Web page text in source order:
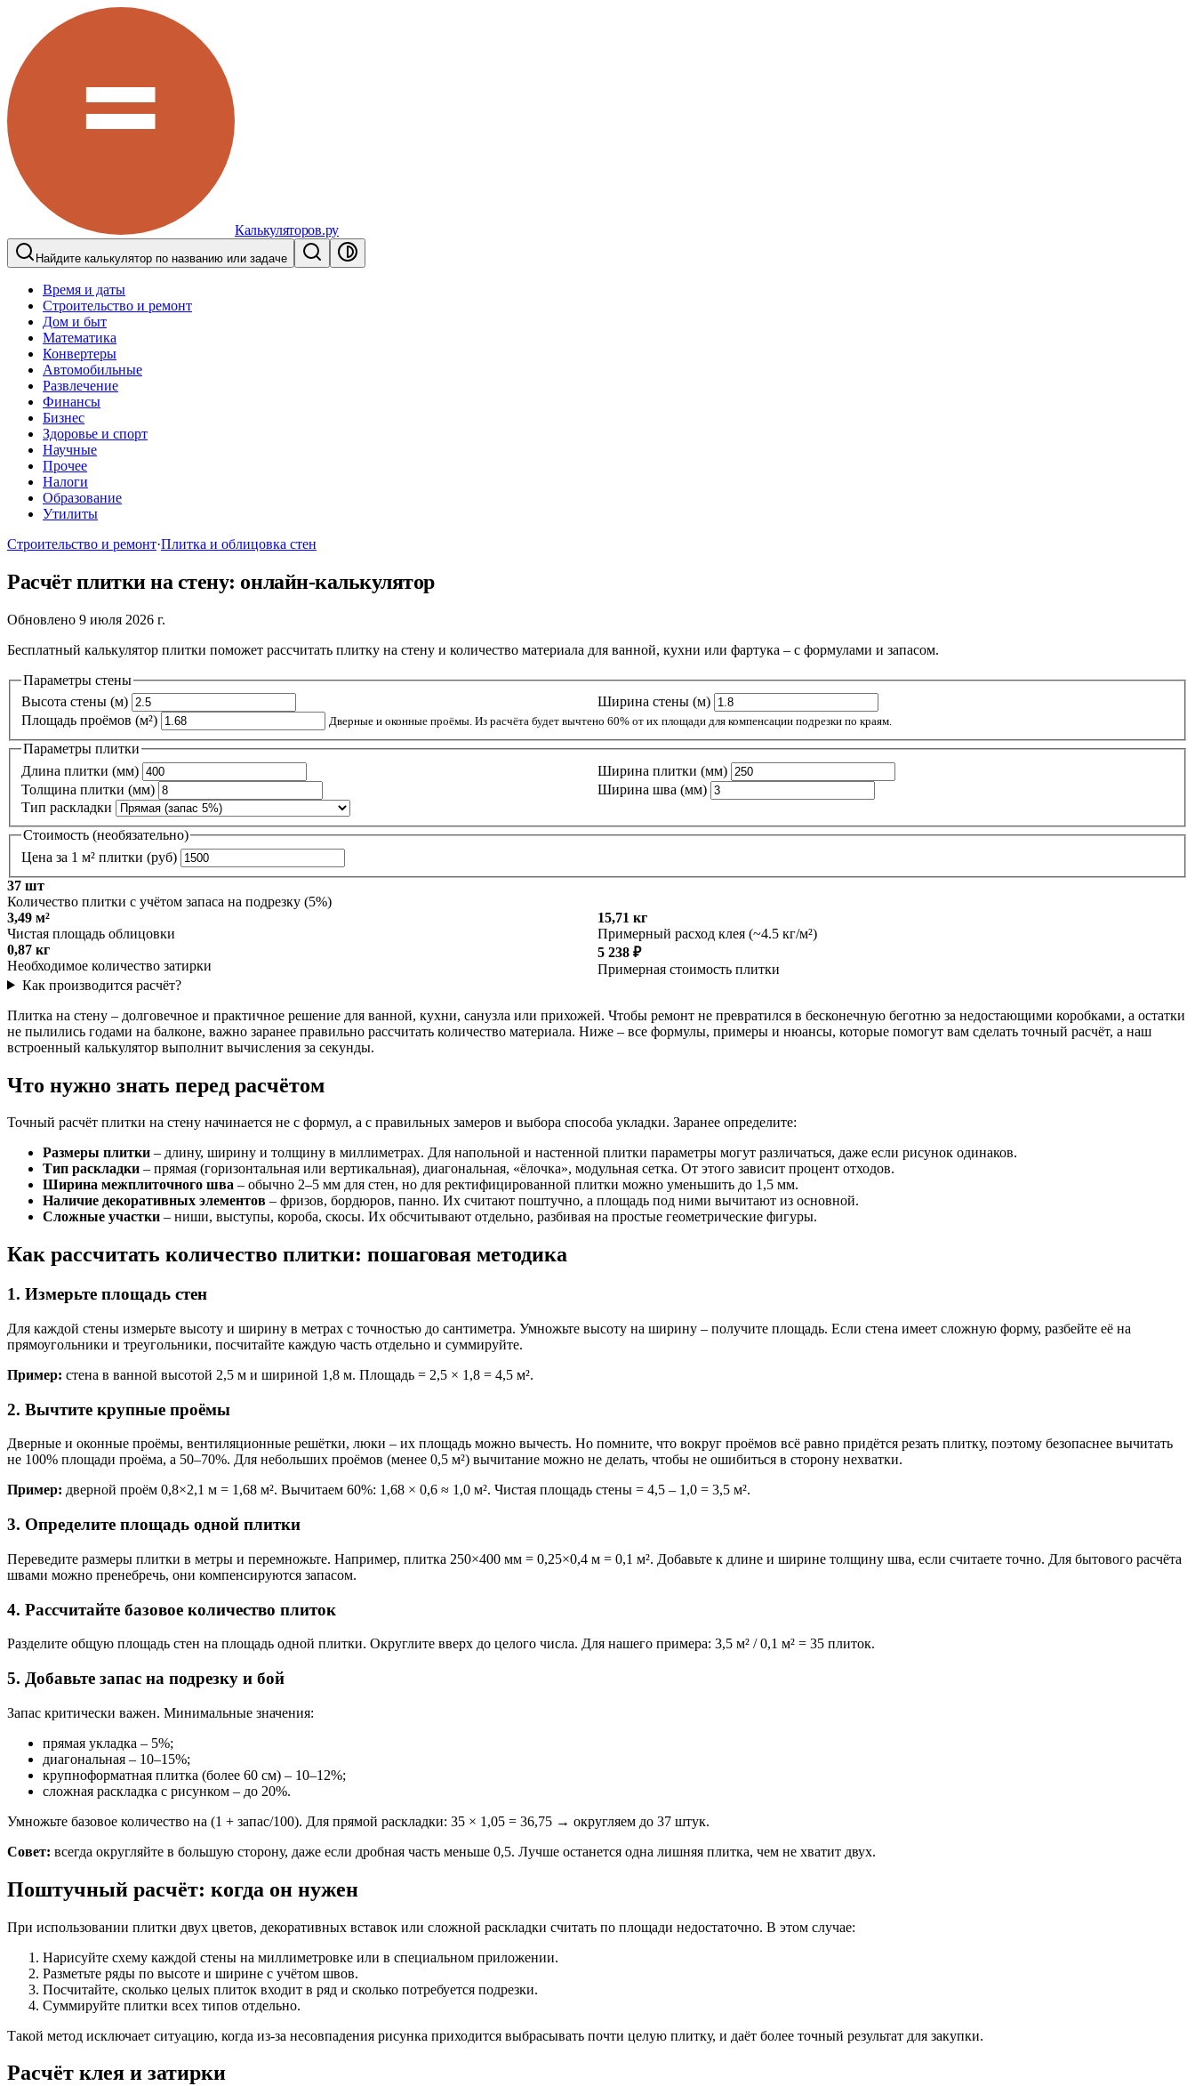
Калькуляторов.ру
Найдите калькулятор по названию или задаче
Время и даты
Строительство и ремонт
Дом и быт
Математика
Конвертеры
Автомобильные
Развлечение
Финансы
Бизнес
Здоровье и спорт
Научные
Прочее
Налоги
Образование
Утилиты
Строительство и ремонт·Плитка и облицовка стен
Расчёт плитки на стену: онлайн-калькулятор
Обновлено 9 июля 2026 г.
Бесплатный калькулятор плитки поможет рассчитать плитку на стену и количество материала для ванной, кухни или фартука – с формулами и запасом.
Параметры стены
Высота стены (м)
Ширина стены (м)
Площадь проёмов (м²)
Дверные и оконные проёмы. Из расчёта будет вычтено 60% от их площади для компенсации подрезки по краям.
Параметры плитки
Длина плитки (мм)
Ширина плитки (мм)
Толщина плитки (мм)
Ширина шва (мм)
Тип раскладки
Стоимость (необязательно)
Цена за 1 м² плитки (руб)
37 шт
Количество плитки с учётом запаса на подрезку (5%)
3,49 м²
Чистая площадь облицовки
15,71 кг
Примерный расход клея (~4.5 кг/м²)
0,87 кг
Необходимое количество затирки
5 238 ₽
Примерная стоимость плитки
Как производится расчёт?
Плитка на стену – долговечное и практичное решение для ванной, кухни, санузла или прихожей. Чтобы ремонт не превратился в бесконечную беготню за недостающими коробками, а остатки
не пылились годами на балконе, важно заранее правильно рассчитать количество материала. Ниже – все формулы, примеры и нюансы, которые помогут вам сделать точный расчёт, а наш
встроенный калькулятор выполнит вычисления за секунды.
Что нужно знать перед расчётом
Точный расчёт плитки на стену начинается не с формул, а с правильных замеров и выбора способа укладки. Заранее определите:
Размеры плитки – длину, ширину и толщину в миллиметрах. Для напольной и настенной плитки параметры могут различаться, даже если рисунок одинаков.
Тип раскладки – прямая (горизонтальная или вертикальная), диагональная, «ёлочка», модульная сетка. От этого зависит процент отходов.
Ширина межплиточного шва – обычно 2–5 мм для стен, но для ректифицированной плитки можно уменьшить до 1,5 мм.
Наличие декоративных элементов – фризов, бордюров, панно. Их считают поштучно, а площадь под ними вычитают из основной.
Сложные участки – ниши, выступы, короба, скосы. Их обсчитывают отдельно, разбивая на простые геометрические фигуры.
Как рассчитать количество плитки: пошаговая методика
1. Измерьте площадь стен
Для каждой стены измерьте высоту и ширину в метрах с точностью до сантиметра. Умножьте высоту на ширину – получите площадь. Если стена имеет сложную форму, разбейте её на
прямоугольники и треугольники, посчитайте каждую часть отдельно и суммируйте.
Пример: стена в ванной высотой 2,5 м и шириной 1,8 м. Площадь = 2,5 × 1,8 = 4,5 м².
2. Вычтите крупные проёмы
Дверные и оконные проёмы, вентиляционные решётки, люки – их площадь можно вычесть. Но помните, что вокруг проёмов всё равно придётся резать плитку, поэтому безопаснее вычитать
не 100% площади проёма, а 50–70%. Для небольших проёмов (менее 0,5 м²) вычитание можно не делать, чтобы не ошибиться в сторону нехватки.
Пример: дверной проём 0,8×2,1 м = 1,68 м². Вычитаем 60%: 1,68 × 0,6 ≈ 1,0 м². Чистая площадь стены = 4,5 – 1,0 = 3,5 м².
3. Определите площадь одной плитки
Переведите размеры плитки в метры и перемножьте. Например, плитка 250×400 мм = 0,25×0,4 м = 0,1 м². Добавьте к длине и ширине толщину шва, если считаете точно. Для бытового расчёта
швами можно пренебречь, они компенсируются запасом.
4. Рассчитайте базовое количество плиток
Разделите общую площадь стен на площадь одной плитки. Округлите вверх до целого числа. Для нашего примера: 3,5 м² / 0,1 м² = 35 плиток.
5. Добавьте запас на подрезку и бой
Запас критически важен. Минимальные значения:
прямая укладка – 5%;
диагональная – 10–15%;
крупноформатная плитка (более 60 см) – 10–12%;
сложная раскладка с рисунком – до 20%.
Умножьте базовое количество на (1 + запас/100). Для прямой раскладки: 35 × 1,05 = 36,75 → округляем до 37 штук.
Совет: всегда округляйте в большую сторону, даже если дробная часть меньше 0,5. Лучше останется одна лишняя плитка, чем не хватит двух.
Поштучный расчёт: когда он нужен
При использовании плитки двух цветов, декоративных вставок или сложной раскладки считать по площади недостаточно. В этом случае:
Нарисуйте схему каждой стены на миллиметровке или в специальном приложении.
Разметьте ряды по высоте и ширине с учётом швов.
Посчитайте, сколько целых плиток входит в ряд и сколько потребуется подрезки.
Суммируйте плитки всех типов отдельно.
Такой метод исключает ситуацию, когда из-за несовпадения рисунка приходится выбрасывать почти целую плитку, и даёт более точный результат для закупки.
Расчёт клея и затирки